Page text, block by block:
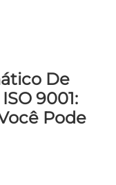
De
9001:
Pode